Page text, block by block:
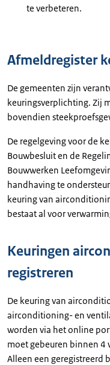
te verbeteren.
Afmeldregister
De gemeenten zijn
keuringsverplichting. Zij
bovendien
De regelgeving voor de
Bouwbesluit en de
Bouwwerken
handhaving te
keuring van
bestaat al voor
Keuringen
registreren
De keuring van
airconditioning- en
worden via het online
moet gebeuren binnen 4
Alleen een geregistreerd